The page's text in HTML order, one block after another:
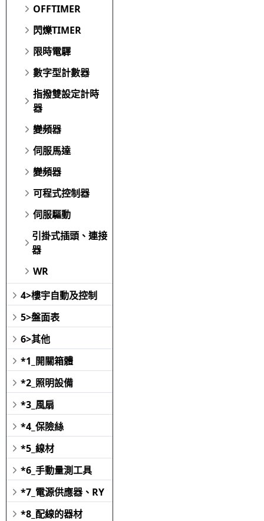
OFFTIMER
閃爍TIMER
限時電驛
數字型計數器
指撥雙設定計時
器
變頻器
伺服馬達
變頻器
可程式控制器
伺服驅動
引掛式插頭、連接
器
WR
4>樓宇自動及控制
5>盤面表
6>其他
*1_開關箱體
*2_照明設備
*3_風扇
*4_保險絲
*5_線材
*6_手動量測工具
*7_電源供應器、RY
*8_配線的器材